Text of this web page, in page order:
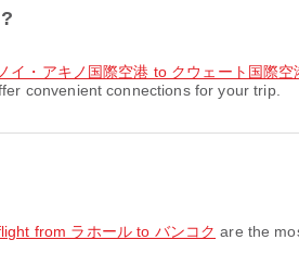
イ・アキノ国際空港 to クウェート国際空
convenient connections for your trip.
from ラホール to バンコク are the